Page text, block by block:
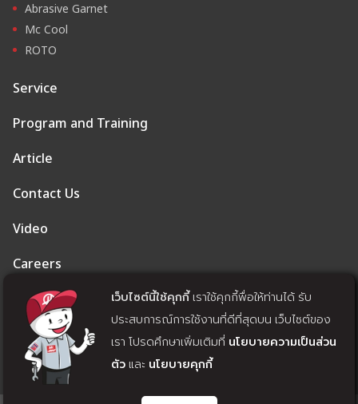
Abrasive Garnet
Mc Cool
ROTO
Service
Program and Training
Article
Contact Us
Video
Careers
Privacy Policy
Cookie Policy
Withdrawal of Consent
เว็บไซต์นี้ใช้คุกกี้เราใช้คุกกี้พื่อให้ท่านได้ รับ
ประสบการณ์การใช้งานที่ดีที่สุดบน เว็บไซต์ของ
เรา โปรดศึกษาเพิ่มเติมที่ นโยบายความเป็นส่วน
ตัว และ นโยบายคุกกี้